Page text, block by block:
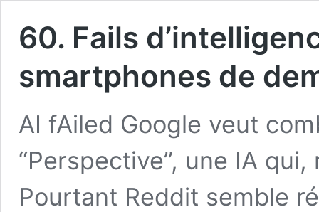
60. Fails
smartphones de
AI fAiled Google veut
“Perspective”, une IA
Pourtant Reddit semble